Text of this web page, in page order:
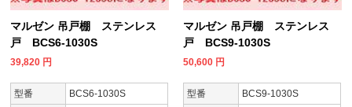
マルゼン 吊戸棚 ステンレス
戸 BCS6-1030S
39,820 円
型番
BCS6-1030S
マルゼン 吊戸棚 ステンレス
戸 BCS9-1030S
50,600 円
型番
BCS9-1030S